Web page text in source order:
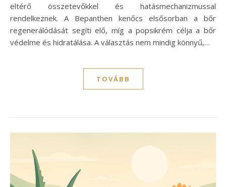
eltérő összetevőkkel és hatásmechanizmussal
rendelkeznek. A Bepanthen kenőcs elsősorban a bőr
regenerálódását segíti elő, míg a popsikrém célja a bőr
védelme és hidratálása. A választás nem mindig könnyű,…
TOVÁBB